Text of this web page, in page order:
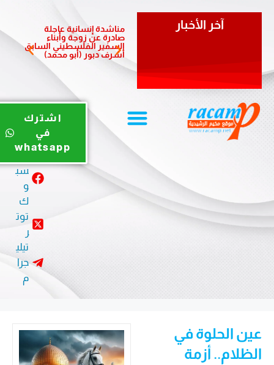
آخر الأخبار
مناشدة إنسانية عاجلة
صادرة عن زوجة وأبناء
السفير الفلسطيني السابق
أشرف دبور (أبو محمد)
لدعم
يو
ب
سب
و
توت
ر
تيلي
جرا
اشترك
في
whatsapp
عين الحلوة في
الظلام.. أزمة